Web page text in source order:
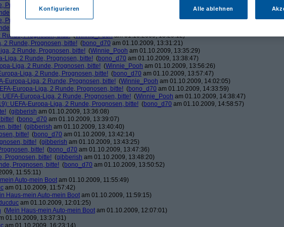
Prognosen, bitte! ( ducduc
Prognosen, bitte! (bono_d70
Prognosen, bitte!(Winnie_Pooh
Prognosen, bitte!
Runde, Prognosen, bitte!(Winnie_Pooham 01.10.2009, 13:29:12)
2 Runde, Prognosen, bitte! (bono_d70 am 01.10.2009, 13:31:21)
2 Runde, Prognosen, bitte! (Winnie_Pooh am 01.10.2009, 13:35:29)
Liga, 2 Runde, Prognosen, bitte! (bono_d70 am 01.10.2009, 13:38:47)
Liga, 2 Runde, Prognosen, bitte! (Winnie_Pooh am 01.10.2009, 13:56:26)
Liga, 2 Runde, Prognosen, bitte! (bono_d70 am 01.10.2009, 13:57:47)
Europa-Liga, 2 Runde, Prognosen, bitte! (Winnie_Pooh am 01.10.2009, 14:02:05)
Europa-Liga, 2 Runde, Prognosen, bitte! (bono_d70 am 01.10.2009, 14:33:59)
UEFA-Europa-Liga, 2 Runde, Prognosen, bitte! (Winnie_Pooh am 01.10.2009, 14:38:47)
UEFA-Europa-Liga, 2 Runde, Prognosen, bitte! (bono_d70 am 01.10.2009, 14:58:57)
(gibberish am 01.10.2009, 13:36:08)
(bono_d70 am 01.10.2009, 13:39:07)
bitte! (gibberish am 01.10.2009, 13:40:40)
bitte! (bono_d70 am 01.10.2009, 13:42:14)
bitte! (gibberish am 01.10.2009, 13:43:25)
bitte! (bono_d70 am 01.10.2009, 13:47:36)
Prognosen, bitte! (gibberish am 01.10.2009, 13:48:20)
Prognosen, bitte! (bono_d70 am 01.10.2009, 13:50:52)
11:55:11)
Auto-mein Boot am 01.10.2009, 11:55:49)
am 01.10.2009, 11:57:42)
Haus-mein Auto-mein Boot am 01.10.2009, 11:59:15)
am 01.10.2009, 12:01:25)
(Mein Haus-mein Auto-mein Boot am 01.10.2009, 12:07:01)
01.10.2009, 13:37:31)
am 01.10.2009, 16:23:14)
Konfigurieren Alle ablehnen